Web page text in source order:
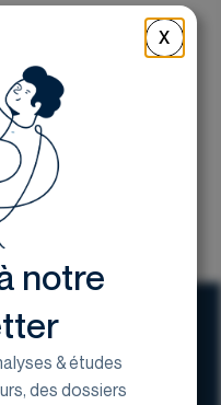
X
notre
& études
des dossiers